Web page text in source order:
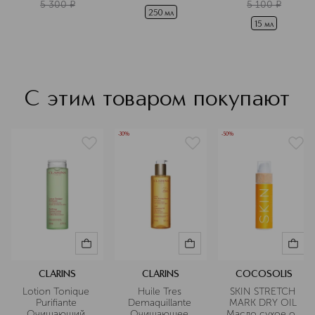
5 300 ¤
250 мл
5 100 ¤
15 мл
С этим товаром покупают
CLARINS
Lotion Tonique
Purifiante
-30%
CLARINS
Huile Tres
Demaquillante
-50%
COCOSOLIS
SKIN STRETCH
MARK DRY OIL